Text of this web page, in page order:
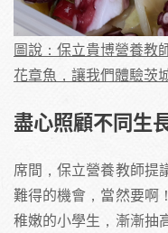
圖說：保立貴博營養教
花章魚，讓我們體驗茨
盡心照顧不同生
席間，保立營養教師提
難得的機會，當然要啊
稚嫩的小學生，漸漸抽